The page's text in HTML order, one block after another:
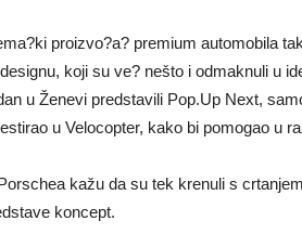
proizvo?a? premium automobila
koji su ve? nešto i odmaknuli u
u Ženevi predstavili Pop.Up Next,
u Velocopter, kako bi pomogao u
kažu da su tek krenuli s
koncept.